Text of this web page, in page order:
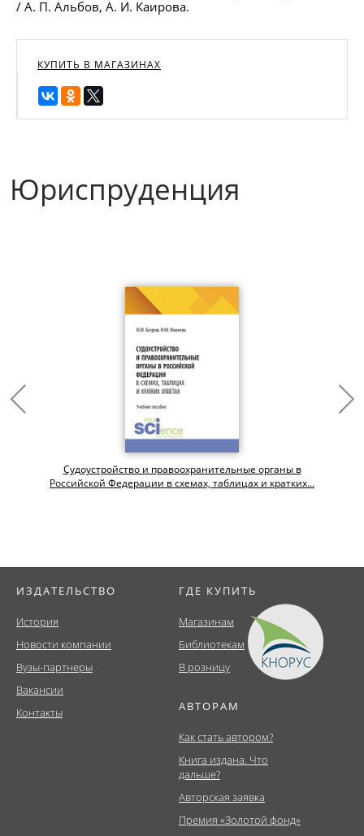
/ А. П. Альбов, А. И. Каирова.
КУПИТЬ В МАГАЗИНАХ
Юриспруденция
Судоустройство и правоохранительные органы в
Российской Федерации в схемах, таблицах и кратких...
ИЗДАТЕЛЬСТВО
История
Новости компании
Вузы-партнеры
Вакансии
Контакты
ГДЕ КУПИТЬ
Магазинам
Библиотекам
В розницу
АВТОРАМ
Как стать автором?
Книга издана. Что
дальше?
Авторская заявка
Премия «Золотой фонд»